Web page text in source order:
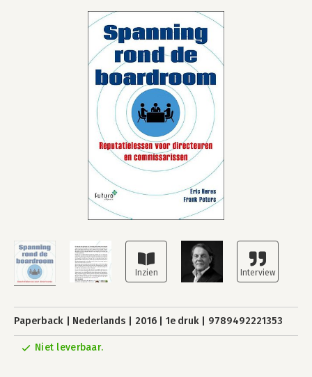
Paperback Nederlands 2016 1e druk 9789492221353
Niet leverbaar.